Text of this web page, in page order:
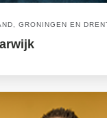
GRONINGEN EN